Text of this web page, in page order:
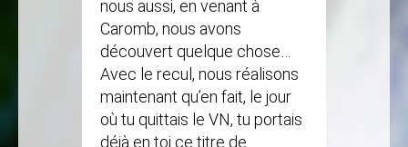
nous aussi, en venant à
Caromb, nous avons
découvert quelque chose…
Avec le recul, nous réalisons
maintenant qu’en fait, le jour
où tu quittais le VN, tu portais
déjà en toi ce titre de